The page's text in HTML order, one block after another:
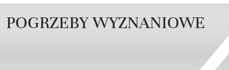
POGRZEBY WYZNANIOWE